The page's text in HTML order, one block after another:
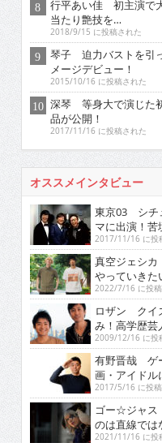
行平あい佳 初主演で
当たり艶技を…
2018/9/15 に投稿された
琴子 迫力バストを引
メージデビュー！
2015/10/16 に投稿された
深琴 等身大で演じた
品が公開！
2017/11/16 に投稿された
オススメインタビュー
東京03 シチ
マに出演！苦
2017/11/16 に投
真空ジェシカ
やっていきた
2022/7/16 に投
ロザン クイ
み！高学歴芸
2009/12/16 に投
有野晋哉 ゲ
画・アイドル
2017/5/16 に投
ゴー☆ジャス
のは直線では
2021/11/16 に投